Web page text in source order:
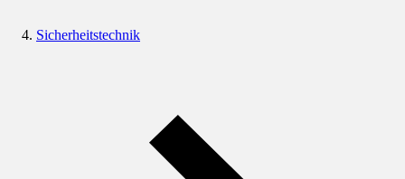
Sicherheitstechnik